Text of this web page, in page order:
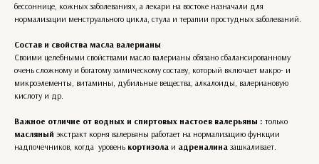
бессоннице, кожных заболеваниях, а лекари на востоке назначали для
нормализации менструального цикла, стула и терапии простудных заболеваний.
Состав и свойства масла валерианы
Своими целебными свойствами масло валерианы обязано сбалансированному
очень сложному и богатому химическому составу, который включает макро- и
микроэлементы, витамины, дубильные вещества, алкалоиды, валериановую
кислоту и др.
Важное отличие от водных и спиртовых настоев валерьяны : только
масляный экстракт корня валерьяны работает на нормализацию функции
надпочечников, когда уровень кортизола и адреналина зашкаливает.